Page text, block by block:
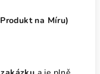
na Míru)